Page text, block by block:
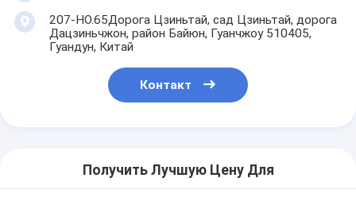
207-НО.65Дорога Цзиньтай, сад Цзиньтай, дорога
Дацзиньчжон, район Байюн, Гуанчжоу 510405,
Гуандун, Китай
Контакт
Получить Лучшую Цену Для